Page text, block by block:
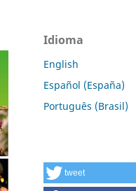
Idioma
English
Español (España)
Português (Brasil)
tweet